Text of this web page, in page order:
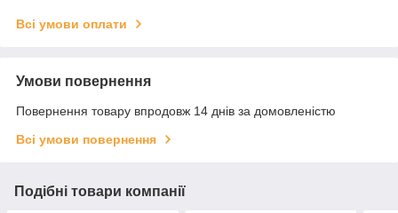
Всі умови оплати
Умови повернення
Повернення товару впродовж 14 днів за домовленістю
Всі умови повернення
Подібні товари компанії